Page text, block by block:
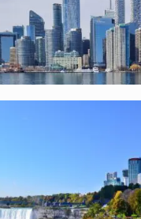
commerciale du
plus importants
: visiter le site
qu'il y a d'important à
Canadien